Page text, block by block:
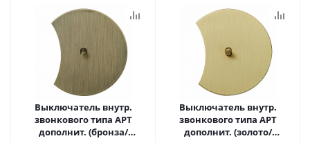
Выключатель внутр.
звонкового типа АРТ
дополнит. (бронза/
Выключатель внутр.
звонкового типа АРТ
дополнит. (золото/